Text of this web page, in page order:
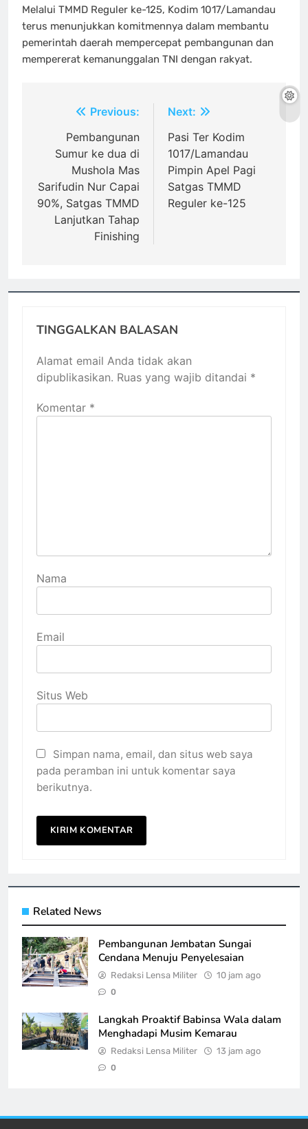
Melalui TMMD Reguler ke-125, Kodim 1017/Lamandau
terus menunjukkan komitmennya dalam membantu
pemerintah daerah mempercepat pembangunan dan
mempererat kemanunggalan TNI dengan rakyat.
NavigasiPrevious:
Pembangunan
Sumur ke dua di
Mushola Mas
Sarifudin Nur Capai
90%, Satgas TMMD
Lanjutkan Tahap
Finishing
Next:
Pasi Ter Kodim
1017/Lamandau
Pimpin Apel Pagi
Satgas TMMD
Reguler ke-125
TINGGALKAN BALASAN
Alamat email Anda tidak akan
dipublikasikan. Ruas yang wajib ditandai *
Komentar *
Nama
Email
Situs Web
Simpan nama, email, dan situs web saya
pada peramban ini untuk komentar saya
berikutnya.
Related News
Pembangunan Jembatan Sungai
Cendana Menuju Penyelesaian
Redaksi Lensa Militer 10 jam ago
0
Langkah Proaktif Babinsa Wala dalam
Menghadapi Musim Kemarau
Redaksi Lensa Militer 13 jam ago
0